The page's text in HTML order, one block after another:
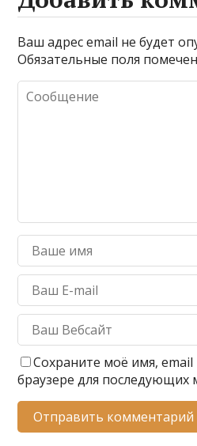
r
a
m
r
р
а
в
и
Ваш адрес email не будет
Обязательные поля
Сохраните моё имя, email
браузере для